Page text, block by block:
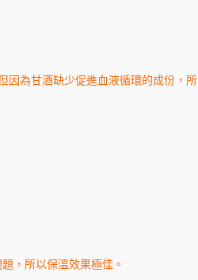
因為甘酒缺少促進血液循環的成份，
，所以保溫效果極佳。